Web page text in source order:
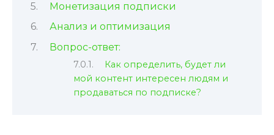
Монетизация подписки
Анализ и оптимизация
Вопрос-ответ:
Как определить, будет ли
мой контент интересен людям и
продаваться по подписке?